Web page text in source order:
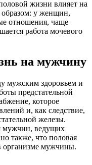
жизни влияет на
образом: у женщин,
отношения, чаще
работа мочевого
на мужчину
мужским здоровьем и
предстательной
которое
и, как следствие,
железы.
мужчин, ведущих
также, что половая
организме мужчины.